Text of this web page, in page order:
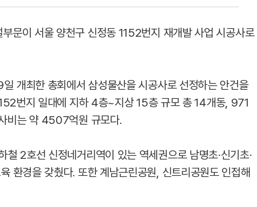
문이 서울 양천구 신정동 1152번지 재개발 사업 시공사로
개최한 총회에서 삼성물산을 시공사로 선정하는 안건을
번지 일대에 지하 4층~지상 15층 규모 총 14개동, 971
비는 약 4507억원 규모다.
2호선 신정네거리역이 있는 역세권으로 남명초∙신기초∙
환경을 갖췄다. 또한 계남근린공원, 신트리공원도 인접해